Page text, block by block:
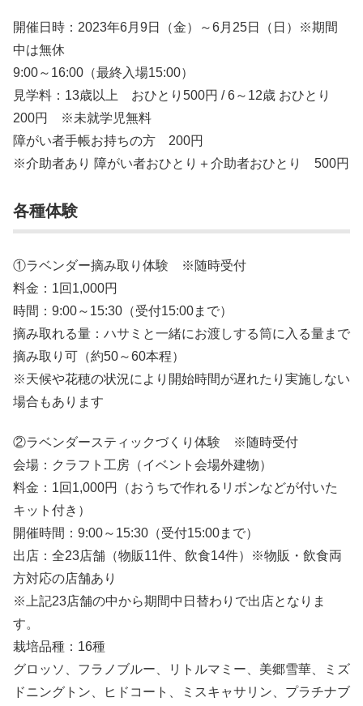
開催日時：2023年6月9日（金）～6月25日（日）※期間
中は無休
9:00～16:00（最終入場15:00）
見学料：13歳以上 おひとり500円 / 6～12歳 おひとり
200円 ※未就学児無料
障がい者手帳お持ちの方 200円
※介助者あり 障がい者おひとり＋介助者おひとり 500円
各種体験
①ラベンダー摘み取り体験 ※随時受付
料金：1回1,000円
時間：9:00～15:30（受付15:00まで）
摘み取れる量：ハサミと一緒にお渡しする筒に入る量まで
摘み取り可（約50～60本程）
※天候や花穂の状況により開始時間が遅れたり実施しない
場合もあります
②ラベンダースティックづくり体験 ※随時受付
会場：クラフト工房（イベント会場外建物）
料金：1回1,000円（おうちで作れるリボンなどが付いた
キット付き）
開催時間：9:00～15:30（受付15:00まで）
出店：全23店舗（物販11件、飲食14件）※物販・飲食両
方対応の店舗あり
※上記23店舗の中から期間中日替わりで出店となりま
す。
栽培品種：16種
グロッソ、フラノブルー、リトルマミー、美郷雪華、ミズ
ドニングトン、ヒドコート、ミスキャサリン、プラチナブ